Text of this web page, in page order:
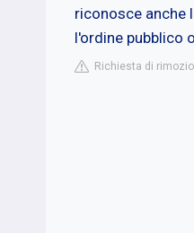
riconosce anche
l'ordine pubblico
Richiesta di